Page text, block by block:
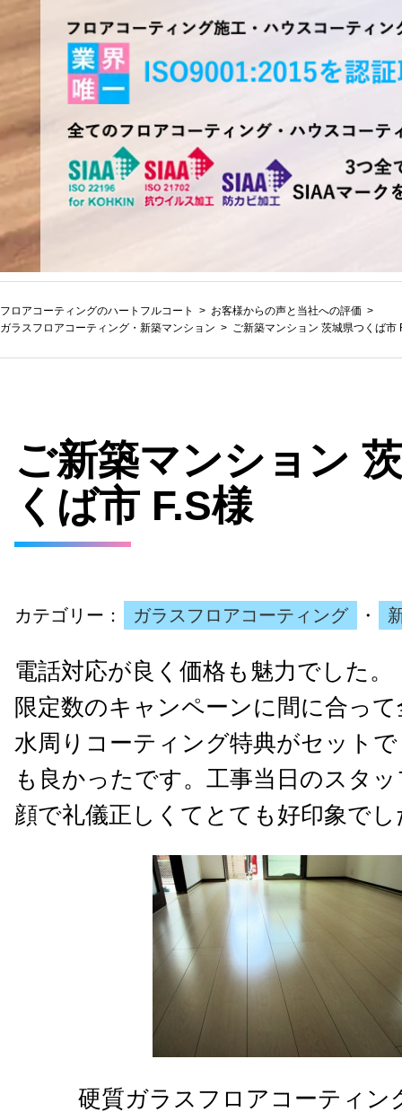
フロアコーティングのハートフルコート
お客様からの声と当社への評価
ガラスフロアコーティング ・ 新築マンション ご新築マンション 茨城県つくば市
ご新築マンション
くば市 F.S様
カテゴリー： ガラスフロアコーティング ・
電話対応が良く価格も魅力でした。
限定数のキャンペーンに間に合っ
水周りコーティング特典がセット
も良かったです。工事当日のスタ
顔で礼儀正しくてとても好印象でし
硬質ガラスフロアコーティン